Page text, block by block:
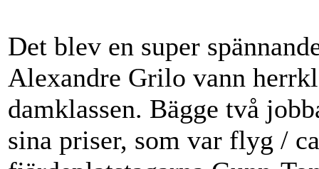
Det blev en super
Alexandre Grilo vann
damklassen. Bägge två
sina priser, som var flyg /